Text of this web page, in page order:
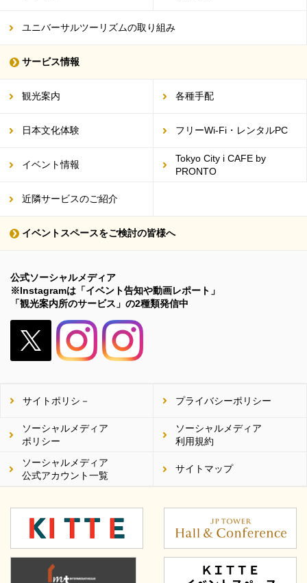
ユニバーサルツーリズムの取り組み
サービス情報
観光案内 各種手配
日本文化体験 フリーWi-Fi・レンタルPC
イベント情報
Tokyo City i CAFE by
PRONTO
近隣サービスのご紹介
イベントスペースをご検討の皆様へ
公式ソーシャルメディア
※Instagramは「イベント告知や動画レポート」
「観光案内所のサービス」の2種類発信中
サイトポリシ－
プライバシーポリシー
ソーシャルメディア
ポリシー
ソーシャルメディア
利用規約
ソーシャルメディア
公式アカウント一覧
サイトマップ